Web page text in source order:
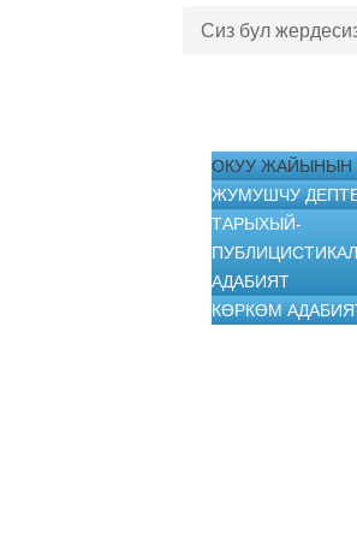
Сиз бул
ОКУУ ЖАЙЫНЫН
ЖУМУШЧУ
ТАРЫХЫЙ-
АДАБИЯТ
КӨРКӨМ